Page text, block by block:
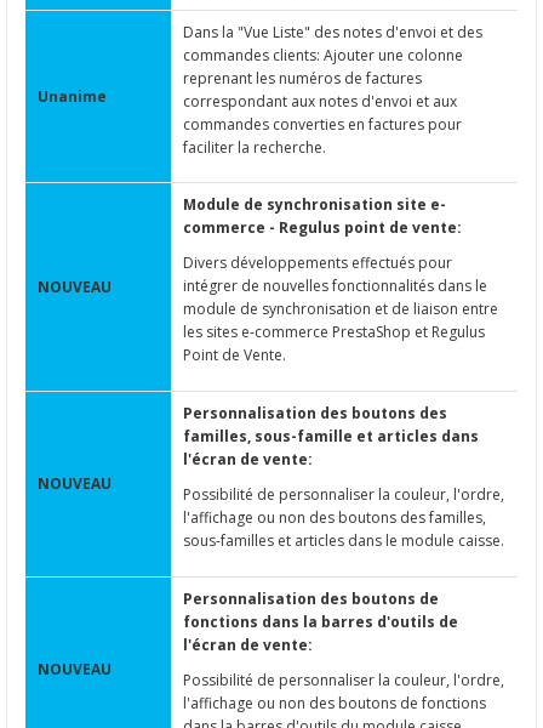
Unanime
Dans la "Vue Liste" des notes d'envoi et des
commandes clients: Ajouter une colonne
reprenant les numéros de factures
correspondant aux notes d'envoi et aux
commandes converties en factures pour
faciliter la recherche.
NOUVEAU
Module de synchronisation site e-
commerce - Regulus point de vente:
Divers développements effectués pour
intégrer de nouvelles fonctionnalités dans le
module de synchronisation et de liaison entre
les sites e-commerce PrestaShop et Regulus
Point de Vente.
NOUVEAU
Personnalisation des boutons des
familles, sous-famille et articles dans
l'écran de vente:
Possibilité de personnaliser la couleur, l'ordre,
l'affichage ou non des boutons des familles,
sous-familles et articles dans le module caisse.
NOUVEAU
Personnalisation des boutons de
fonctions dans la barres d'outils de
l'écran de vente:
Possibilité de personnaliser la couleur, l'ordre,
l'affichage ou non des boutons de fonctions